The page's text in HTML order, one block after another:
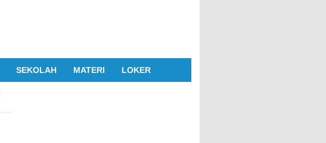
SEKOLAH MATERI LOKER